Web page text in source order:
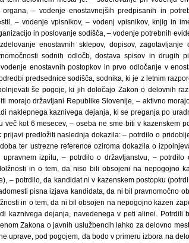
– vodenje enostavnejših predpisanih in
– vodenje vpisnikov, – vodenj vpisnikov, knjig in
in poslovanje sodišča, – vodenje potrebnih
enostavnih sklepov, dopisov,
sodnih odločb, dostava spisov in drugih
enostavnih postopkov in prvo odločanje v
predsednice sodišča, sodnika, ki je z letnim
še pogoje, ki jih določajo Zakon o delovnih
morajo državljani Republike Slovenije, – aktivno
naklepnega kaznivega dejanja, ki se preganja po
kot 6 mesecev, – oseba ne sme biti v kazenskem
predložiti naslednja dokazila: – potrdilo o
ter ustrezne reference oziroma dokazila o
izpitu, – potrdilo o državljanstvu, – potrdilo
in o tem, da niso bili obsojeni na nepogojno
– potrdilo, da kandidat ni v kazenskem postopku
pisna izjava kandidata, da ni bil pravnomočno
in o tem, da ni bil obsojen na nepogojno kazen
kaznivega dejanja, navedenega v peti alinei. Potrdili
Zakona o javnih uslužbencih lahko za delovno
uprave, pod pogojem, da bodo v primeru izbora na